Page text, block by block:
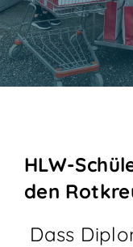
HLW-
den
Dass